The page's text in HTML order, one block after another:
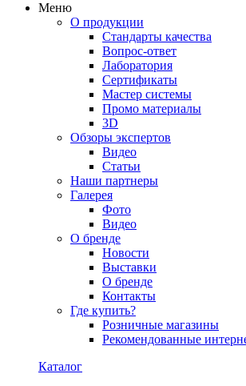
Меню
О продукции
Стандарты качества
Вопрос-ответ
Лаборатория
Сертификаты
Мастер системы
Промо материалы
3D
Обзоры экспертов
Видео
Статьи
Наши партнеры
Галерея
Фото
Видео
О бренде
Новости
Выставки
О бренде
Контакты
Где купить?
Розничные магазины
Рекомендованные
Каталог